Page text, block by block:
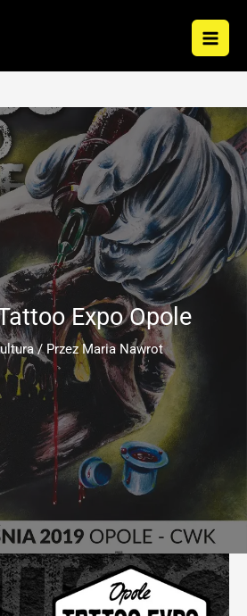
Expo Opole
/ PrzezMaria Nawrot